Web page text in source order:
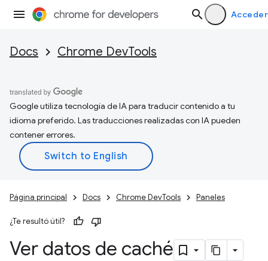
Acceder
Docs Chrome DevTools
Google utiliza tecnología de IA para traducir contenido a tu
idioma preferido. Las traducciones realizadas con IA pueden
contener errores.
Página principal Docs Chrome DevTools Paneles
¿Te resultó útil?
Ver datos de caché